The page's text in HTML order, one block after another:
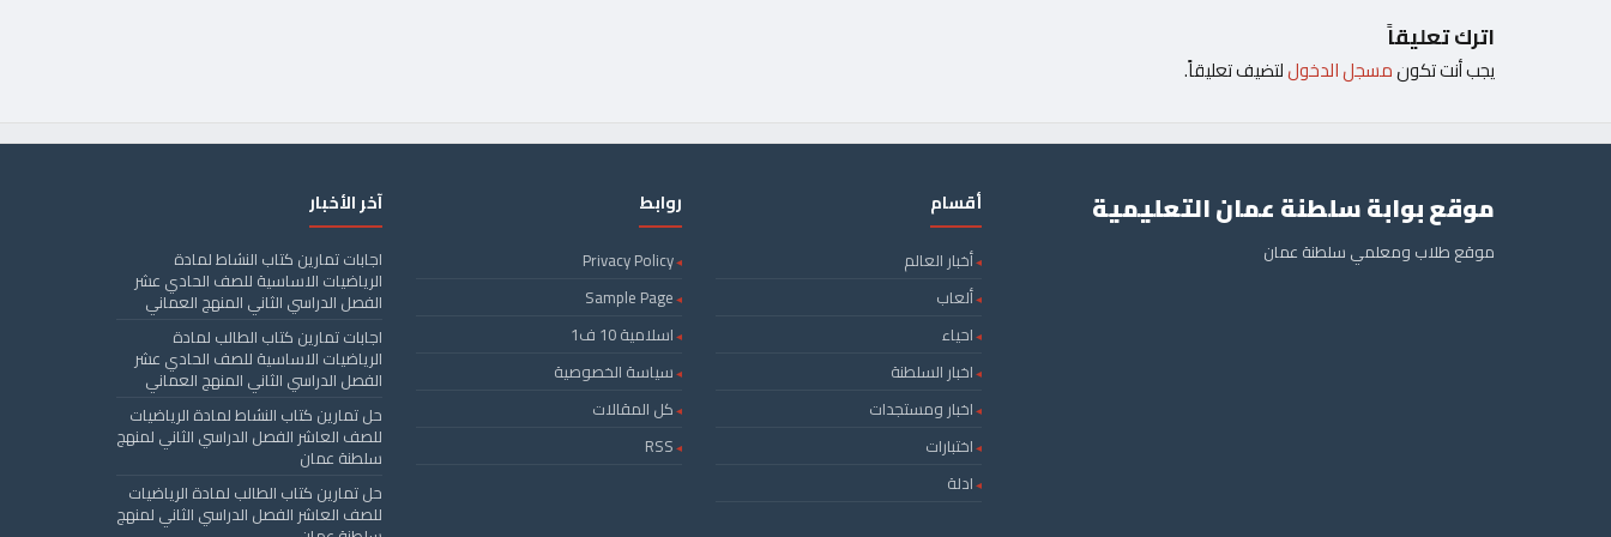
اترك تعليقاً
يجب أنت تكونمسجل الدخوللتضيف تعليقاً.
موقع بوابة سلطنة عمان التعليمية
موقع طلاب ومعلمي سلطنة عمان
أقسام
أخبار العالم
ألعاب
احياء
اخبار السلطنة
اخبار ومستجدات
اختبارات
ادلة
روابط
Privacy Policy
Sample Page
اسلامية 10 ف1
سياسة الخصوصية
كل المقالات
RSS
آخر الأخبار
اجابات تمارين كتاب النشاط لمادة
الرياضيات الاساسية للصف الحادي عشر
الفصل الدراسي الثاني المنهج العماني
اجابات تمارين كتاب الطالب لمادة
الرياضيات الاساسية للصف الحادي عشر
الفصل الدراسي الثاني المنهج العماني
حل تمارين كتاب النشاط لمادة الرياضيات
للصف العاشر الفصل الدراسي الثاني لمنهج
سلطنة عمان
حل تمارين كتاب الطالب لمادة الرياضيات
للصف العاشر الفصل الدراسي الثاني لمنهج